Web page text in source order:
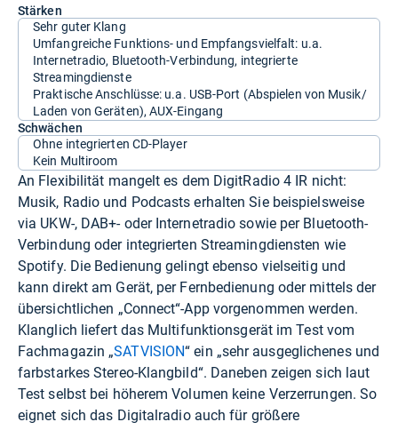
Stärken
Sehr guter Klang
Umfangreiche Funktions- und Empfangsvielfalt: u.a.
Internetradio, Bluetooth-Verbindung, integrierte
Streamingdienste
Praktische Anschlüsse: u.a. USB-Port (Abspielen von Musik/
Laden von Geräten), AUX-Eingang
Schwächen
Ohne integrierten CD-Player
Kein Multiroom
An Flexibilität mangelt es dem DigitRadio 4 IR nicht:
Musik, Radio und Podcasts erhalten Sie beispielsweise
via UKW-, DAB+- oder Internetradio sowie per Bluetooth-
Verbindung oder integrierten Streamingdiensten wie
Spotify. Die Bedienung gelingt ebenso vielseitig und
kann direkt am Gerät, per Fernbedienung oder mittels der
übersichtlichen „Connect“-App vorgenommen werden.
Klanglich liefert das Multifunktionsgerät im Test vom
Fachmagazin „SATVISION“ ein „sehr ausgeglichenes und
farbstarkes Stereo-Klangbild“. Daneben zeigen sich laut
Test selbst bei höherem Volumen keine Verzerrungen. So
eignet sich das Digitalradio auch für größere